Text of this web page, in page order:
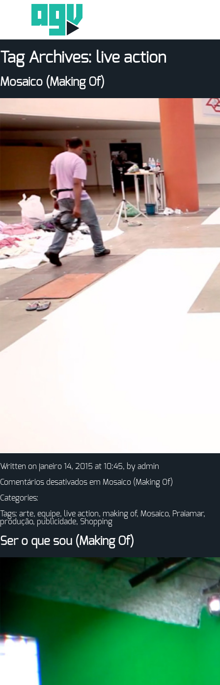
Tag Archives: live action
Mosaico (Making Of)
Written on janeiro 14, 2015 at 10:45, by admin
Comentários desativados em Mosaico (Making Of)
Categories:
Tags: arte, equipe, live action, making of, Mosaico, Praiamar,
produção, publicidade, Shopping
Ser o que sou (Making Of)